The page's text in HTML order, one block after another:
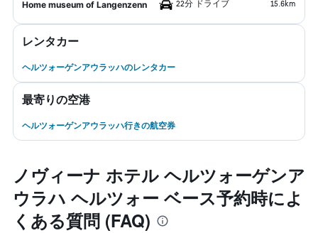
Home museum of Langenzenn 22分 ドライブ 15.6km
レンタカー
ヘルツォーゲンアウラッハのレンタカー
最寄りの空港
ヘルツォーゲンアウラッハ行きの航空券
ノヴィーナ ホテル ヘルツォーゲンア
ウラハ ヘルツォー ベース予約時によ
くある質問 (FAQ)